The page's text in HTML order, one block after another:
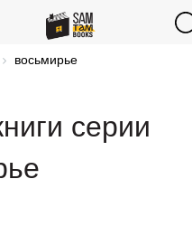
восьмирье
серии